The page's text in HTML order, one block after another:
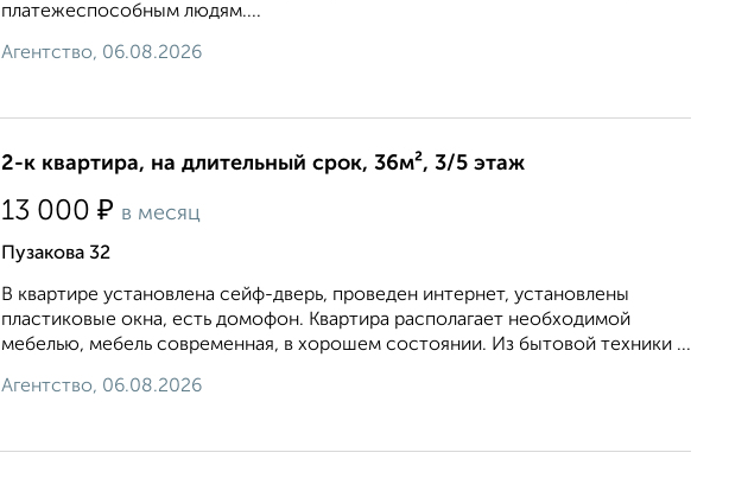
платежеспособным людям....
Агентство, 06.08.2026
2-к квартира, на длительный срок, 36м², 3/5 этаж
13 000 ₽ в месяц
Пузакова 32
В квартире установлена сейф-дверь, проведен интернет, установлены
пластиковые окна, есть домофон. Квартира располагает необходимой
мебелью, мебель современная, в хорошем состоянии. Из бытовой техники ...
Агентство, 06.08.2026